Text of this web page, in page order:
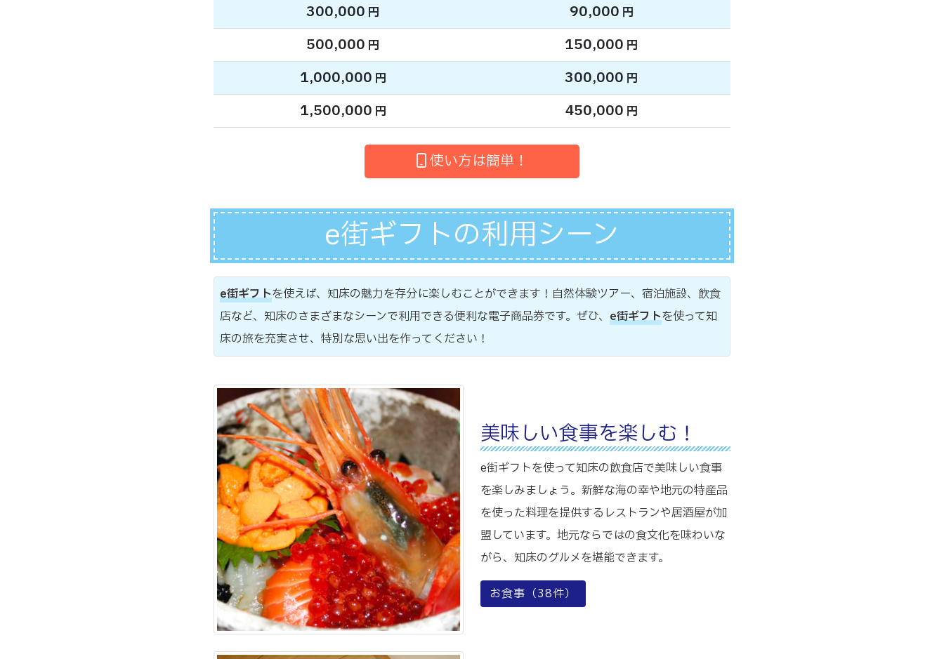
300,000 円 90,000 円
500,000 円 150,000 円
1,000,000 円 300,000 円
1,500,000 円 450,000 円
使い方は簡単！
e街ギフトの利用シーン
e街ギフトを使えば、知床の魅力を存分に楽しむことができます！自然体験ツアー、宿泊施設、飲食
店など、知床のさまざまなシーンで利用できる便利な電子商品券です。ぜひ、 e街ギフトを使って知
床の旅を充実させ、特別な思い出を作ってください！
美味しい食事を楽しむ！
e街ギフトを使って知床の飲食店で美味しい食事
を楽しみましょう。新鮮な海の幸や地元の特産品
を使った料理を提供するレストランや居酒屋が加
盟しています。地元ならではの食文化を味わいな
がら、知床のグルメを堪能できます。
お食事（38件）